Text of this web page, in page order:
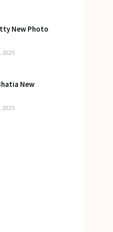
New Photo
2025
New
2025